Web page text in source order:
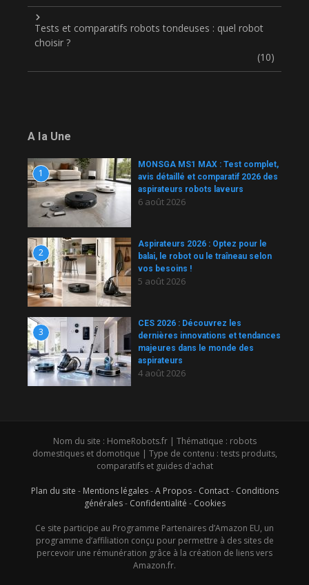
Tests et comparatifs robots tondeuses : quel robot
choisir ?
(10)
A la Une
1
MONSGA MS1 MAX : Test complet,
avis détaillé et comparatif 2026 des
aspirateurs robots laveurs
6 août 2026
2
Aspirateurs 2026 : Optez pour le
balai, le robot ou le traîneau selon
vos besoins !
5 août 2026
3
CES 2026 : Découvrez les
dernières innovations et tendances
majeures dans le monde des
aspirateurs
4 août 2026
Nom du site : HomeRobots.fr | Thématique : robots
domestiques et domotique | Type de contenu : tests produits,
comparatifs et guides d'achat
Plan du site - Mentions légales-A Propos- Contact- Conditions
générales- Confidentialité - Cookies
Ce site participe au Programme Partenaires d’Amazon EU, un
programme d’affiliation conçu pour permettre à des sites de
percevoir une rémunération grâce à la création de liens vers
Amazon.fr.